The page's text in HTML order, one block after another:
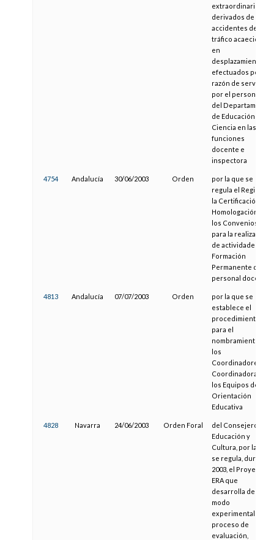
extraordinarios
derivados de
accidentes de
tráfico acaecidos
en
desplazamientos
efectuados por
razón de servicio
por el personal
del Departamento
de Educación y
Ciencia en las
funciones
docente e
inspectora
4754 Andalucía 30/06/2003 Orden
por la que se
regula el Registro,
la Certificación, la
Homologación y
los Convenios
para la realización
de actividades de
Formación
Permanente del
personal docente
4813 Andalucía 07/07/2003 Orden
por la que se
establece el
procedimiento
para el
nombramiento de
los
Coordinadores y
Coordinadoras de
los Equipos de
Orientación
Educativa
4828 Navarra 24/06/2003 Orden Foral
del Consejero de
Educación y
Cultura, por la que
se regula, durante
2003, el Proyecto
ERA que
desarrolla de
modo
experimental el
proceso de
evaluación,